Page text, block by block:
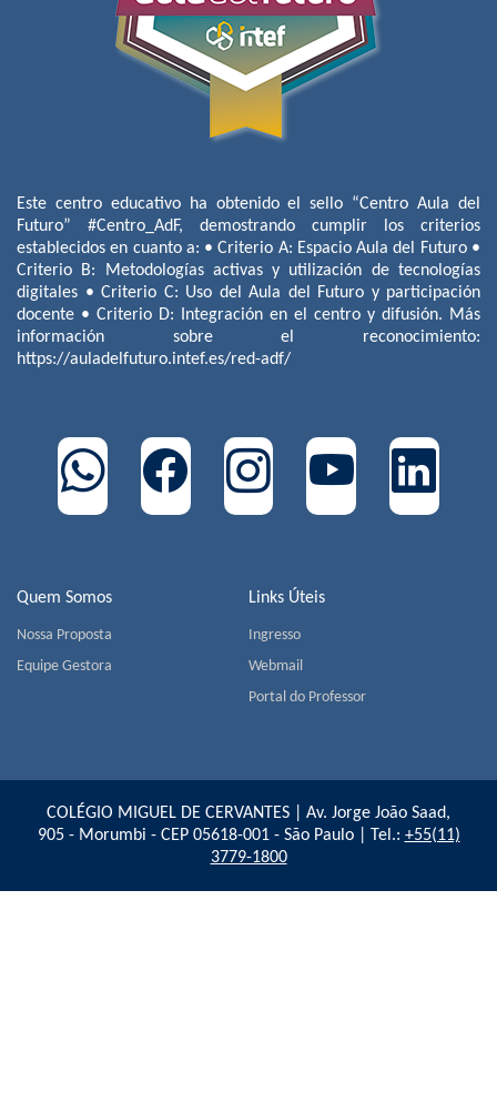
Quem Somos
Nossa Proposta
Equipe Gestora
Links Úteis
Ingresso
Webmail
Portal do Professor
Este centro educativo ha obtenido el sello “Centro Aula del
Futuro” #Centro_AdF, demostrando cumplir los criterios
establecidos en cuanto a: • Criterio A: Espacio Aula del Futuro •
Criterio B: Metodologías activas y utilización de tecnologías
digitales • Criterio C: Uso del Aula del Futuro y participación
docente • Criterio D: Integración en el centro y difusión. Más
información sobre el reconocimiento:
https://auladelfuturo.intef.es/red-adf/
COLÉGIO MIGUEL DE CERVANTES | Av. Jorge João Saad,
905 - Morumbi - CEP 05618-001 - São Paulo | Tel.: +55(11)
3779-1800